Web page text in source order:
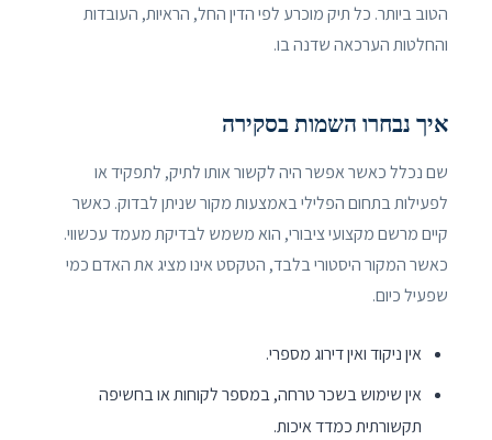
הטוב ביותר. כל תיק מוכרע לפי הדין החל, הראיות, העובדות
והחלטות הערכאה שדנה בו.
איך נבחרו השמות בסקירה
שם נכלל כאשר אפשר היה לקשור אותו לתיק, לתפקיד או
לפעילות בתחום הפלילי באמצעות מקור שניתן לבדוק. כאשר
קיים מרשם מקצועי ציבורי, הוא משמש לבדיקת מעמד עכשווי.
כאשר המקור היסטורי בלבד, הטקסט אינו מציג את האדם כמי
שפעיל כיום.
אין ניקוד ואין דירוג מספרי.
אין שימוש בשכר טרחה, במספר לקוחות או בחשיפה
תקשורתית כמדד איכות.